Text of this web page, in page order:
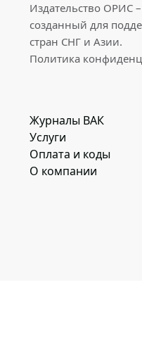
Издательство ОРИС
созданный для
стран СНГ и Азии.
Политика
Журналы ВАК
Услуги
Оплата и коды
О компании